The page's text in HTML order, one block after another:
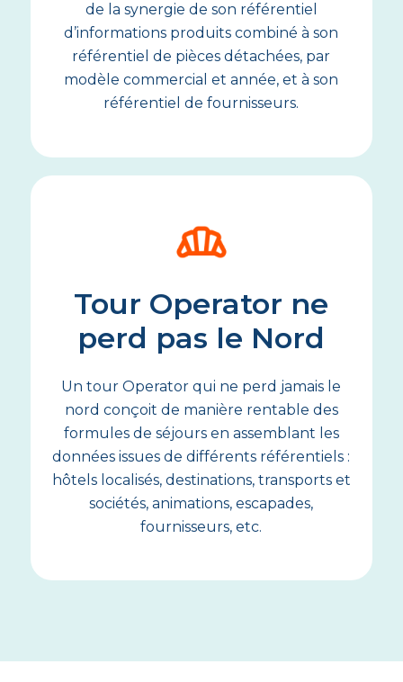
de la synergie de son référentiel
d’informations produits combiné à son
référentiel de pièces détachées, par
modèle commercial et année, et à son
référentiel de fournisseurs.
Tour Operator ne
perd pas le Nord
Un tour Operator qui ne perd jamais le
nord conçoit de manière rentable des
formules de séjours en assemblant les
données issues de différents référentiels :
hôtels localisés, destinations, transports et
sociétés, animations, escapades,
fournisseurs, etc.